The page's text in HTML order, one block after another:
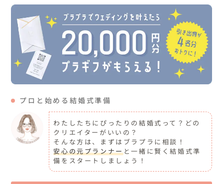
プロと始める結婚式準備
わたしたちにぴったりの結婚式って？どの
クリエイターがいいの？
そんな方は、まずはブラプラに相談！
安心の元プランナーと一緒に賢く結婚式準
備をスタートしましょう！